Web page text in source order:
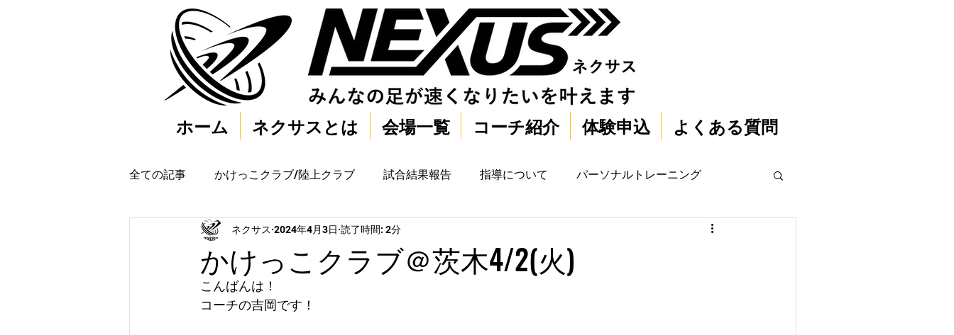
ホーム ネクサスとは 会場一覧 コーチ紹介 体験申込 よくある質問
全ての記事 かけっこクラブ/陸上クラブ 試合結果報告 指導について パーソナルトレーニング
かけっこクラブ＠茨木4/2(火)
ネクサス 2024年4月3日 読了時間: 2分
こんばんは！
コーチの吉岡です！